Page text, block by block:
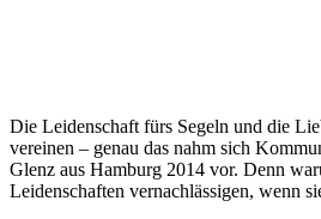
Die Leidenschaft fürs Segeln und die
vereinen – genau das nahm sich
Glenz aus Hamburg 2014 vor. Denn
Leidenschaften vernachlässigen, wenn